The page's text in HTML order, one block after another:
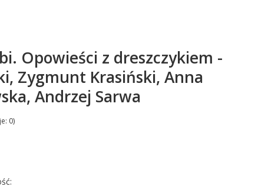
Opowieści z dreszczykiem -
Zygmunt Krasiński, Anna
Andrzej Sarwa
0)